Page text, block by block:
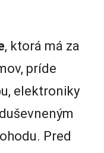
, ktorá má za
príde
elektroniky
Pred